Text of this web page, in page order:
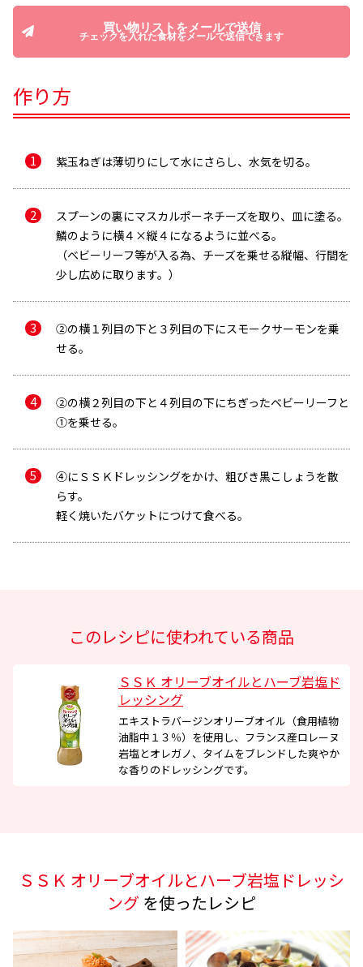
買い物リストをメールで送信
チェックを入れた食材をメールで送信できます
メールアドレス
作り方
紫玉ねぎは薄切りにして水にさらし、水気を切る。
スプーンの裏にマスカルポーネチーズを取り、皿に塗る。
鱗のように横４×縦４になるように並べる。
（ベビーリーフ等が入る為、チーズを乗せる縦幅、行間を
少し広めに取ります。）
②の横１列目の下と３列目の下にスモークサーモンを乗
せる。
②の横２列目の下と４列目の下にちぎったベビーリーフと
①を乗せる。
④にＳＳＫドレッシングをかけ、粗びき黒こしょうを散
らす。
軽く焼いたバケットにつけて食べる。
このレシピに使われている商品
ＳＳＫ オリーブオイルとハーブ岩塩ド
レッシング
エキストラバージンオリーブオイル（食用植物
油脂中１３％）を使用し、フランス産ロレーヌ
岩塩とオレガノ、タイムをブレンドした爽やか
な香りのドレッシングです。
ＳＳＫ オリーブオイルとハーブ岩塩ドレッシ
ング を使ったレシピ